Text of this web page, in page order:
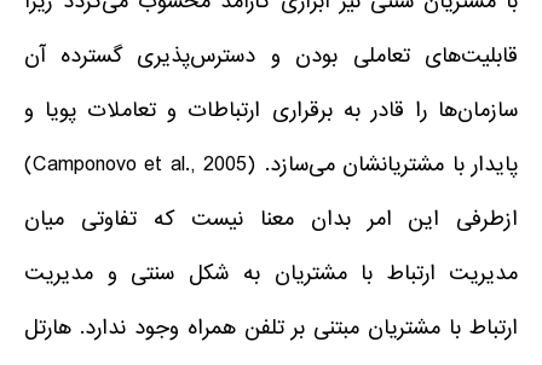
قابلیت‌های تعاملی بودن و دسترس‌پذیری گسترده آن
سازمان‌ها را قادر به برقراری ارتباطات و تعاملات پویا و
پایدار با مشتریانشان می‌سازد. (Camponovo et al., 2005)
ازطرفی این امر بدان معنا نیست که تفاوتی میان
مدیریت ارتباط با مشتریان به شکل سنتی و مدیریت
ارتباط با مشتریان مبتنی بر تلفن همراه وجود ندارد. هارتل